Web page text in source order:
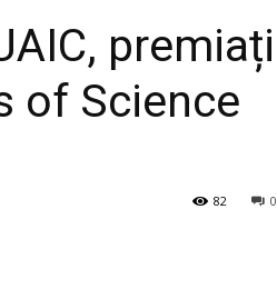
premiați
of Science
0
82